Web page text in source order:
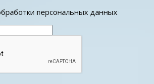
персональных данных